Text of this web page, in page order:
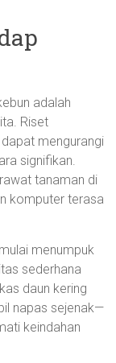
adalah
Riset
mengurangi
signifikan.
tanaman di
komputer terasa
menumpuk
sederhana
daun kering
napas sejenak—
keindahan